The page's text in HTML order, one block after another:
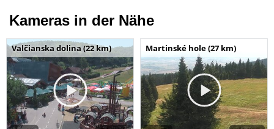
Kameras in der Nähe
Valčianska dolina (22 km) Martinské hole (27 km)